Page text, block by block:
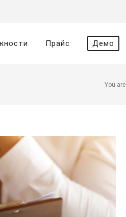
Прайс Демо
You